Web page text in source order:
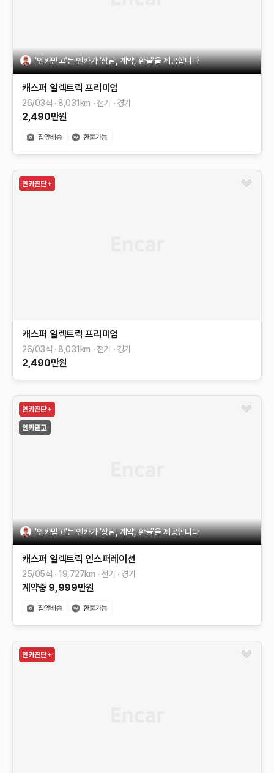
'엔카믿고'는 엔카가 '상담, 계약, 환불'을 제공합니다
캐스퍼 일렉트릭 프리미엄
26/03식 8,031 km 전기 경기
2,490만원
캐스퍼 일렉트릭 프리미엄
26/03식 8,031 km 전기 경기
2,490만원
'엔카믿고'는 엔카가 '상담, 계약, 환불'을 제공합니다
캐스퍼 일렉트릭 인스퍼레이션
25/05식 19,727km 전기 경기
계약중 9,999만원